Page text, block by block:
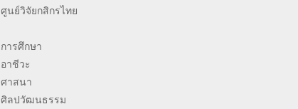
ศูนย์วิจัยกสิกรไทย
การศึกษา
อาชีวะ
ศาสนา
ศิลปวัฒนธรรม